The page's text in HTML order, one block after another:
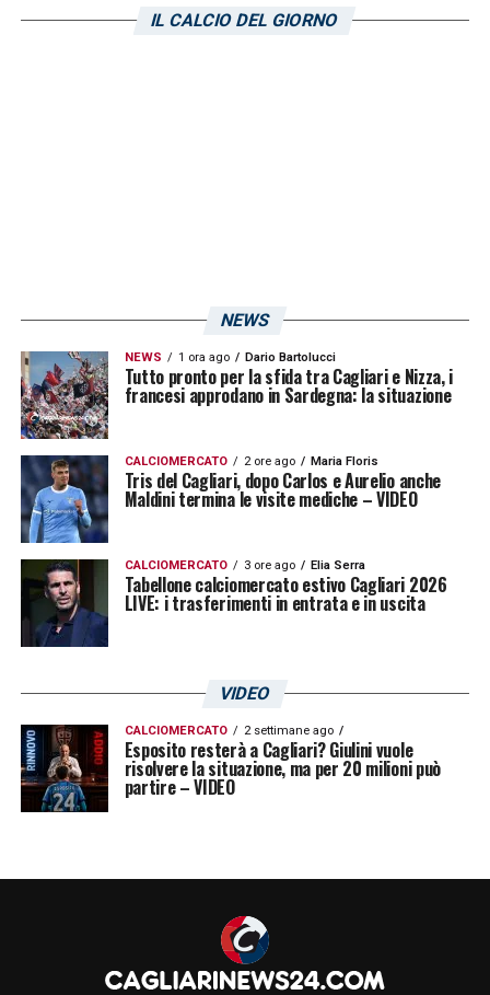
spingere). Lo riportaGianluca Di Marzio
IL CALCIO DEL GIORNO
NEWS
NEWS 1 ora ago Dario Bartolucci
Tutto pronto per la sfida tra Cagliari e Nizza, i
francesi approdano in Sardegna: la situazione
CALCIOMERCATO 2 ore ago Maria Floris
Tris del Cagliari, dopo Carlos e Aurelio anche
Maldini termina le visite mediche – VIDEO
CALCIOMERCATO 3 ore ago Elia Serra
Tabellone calciomercato estivo Cagliari 2026
LIVE: i trasferimenti in entrata e in uscita
VIDEO
CALCIOMERCATO 2 settimane ago
Esposito resterà a Cagliari? Giulini vuole
risolvere la situazione, ma per 20 milioni può
partire – VIDEO